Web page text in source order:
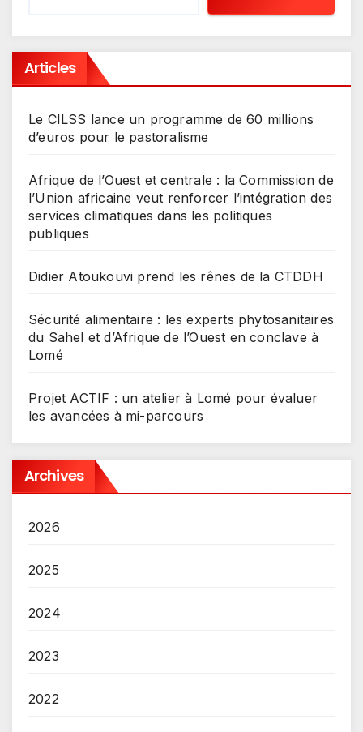
Articles
Le CILSS lance un programme de 60 millions
d’euros pour le pastoralisme
Afrique de l’Ouest et centrale : la Commission de
l’Union africaine veut renforcer l’intégration des
services climatiques dans les politiques
publiques
Didier Atoukouvi prend les rênes de la CTDDH
Sécurité alimentaire : les experts phytosanitaires
du Sahel et d’Afrique de l’Ouest en conclave à
Lomé
Projet ACTIF : un atelier à Lomé pour évaluer
les avancées à mi-parcours
Archives
2026
2025
2024
2023
2022